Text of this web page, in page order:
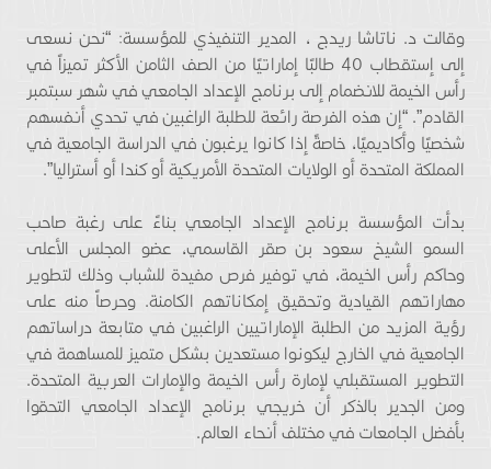
وقالت د. ناتاشا ريدج ، المدير التنفيذي للمؤسسة: “نحن نسعى
إلى إستقطاب 40 طالبًا إماراتيًا من الصف الثامن الأكثر تميزاً في
رأس الخيمة للانضمام إلى برنامج الإعداد الجامعي في شهر سبتمبر
القادم”. “إن هذه الفرصة رائعة للطلبة الراغبين في تحدي أنفسهم
شخصيًا وأكاديميًا، خاصةً إذا كانوا يرغبون في الدراسة الجامعية في
المملكة المتحدة أو الولايات المتحدة الأمريكية أو كندا أو أستراليا”.
بدأت المؤسسة برنامج الإعداد الجامعي بناءً على رغبة صاحب
السمو الشيخ سعود بن صقر القاسمي، عضو المجلس الأعلى
وحاكم رأس الخيمة، في توفير فرص مفيدة للشباب وذلك لتطوير
مهاراتهم القيادية وتحقيق إمكاناتهم الكامنة. وحرصاً منه على
رؤية المزيد من الطلبة الإماراتيين الراغبين في متابعة دراساتهم
الجامعية في الخارج ليكونوا مستعدين بشكل متميز للمساهمة في
التطوير المستقبلي لإمارة رأس الخيمة والإمارات العربية المتحدة.
ومن الجدير بالذكر أن خريجي برنامج الإعداد الجامعي التحقوا
بأفضل الجامعات في مختلف أنحاء العالم.